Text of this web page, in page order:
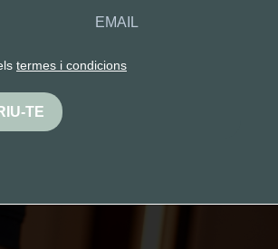
termes i condicions
TE